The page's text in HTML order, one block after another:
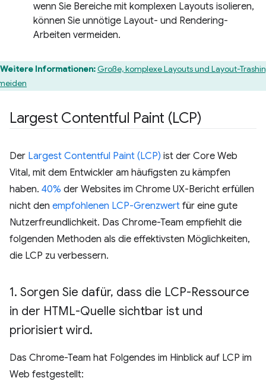
wenn Sie Bereiche mit komplexen Layouts isolieren,
können Sie unnötige Layout- und Rendering-
Arbeiten vermeiden.
Weitere Informationen:Große, komplexe Layouts und Layout-
Largest Contentful Paint (LCP)
Der Largest Contentful Paint (LCP) ist der Core Web
Vital, mit dem Entwickler am häufigsten zu kämpfen
haben. 40% der Websites im Chrome UX-Bericht erfüllen
nicht den empfohlenen LCP-Grenzwert für eine gute
Nutzerfreundlichkeit. Das Chrome-Team empfiehlt die
folgenden Methoden als die effektivsten Möglichkeiten,
die LCP zu verbessern.
1. Sorgen Sie dafür, dass die LCP-Ressource
in der HTML-Quelle sichtbar ist und
priorisiert wird.
Das Chrome-Team hat Folgendes im Hinblick auf LCP im
Web festgestellt: